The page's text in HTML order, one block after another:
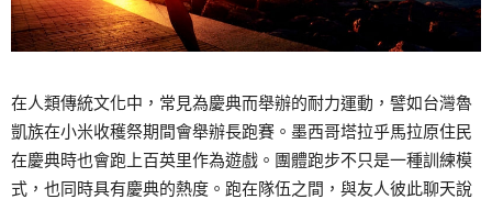
在人類傳統文化中，常見為慶典而舉辦的耐力運動，譬如台灣魯
凱族在小米收穫祭期間會舉辦長跑賽。墨西哥塔拉乎馬拉原住民
在慶典時也會跑上百英里作為遊戲。團體跑步不只是一種訓練模
式，也同時具有慶典的熱度。跑在隊伍之間，與友人彼此聊天說